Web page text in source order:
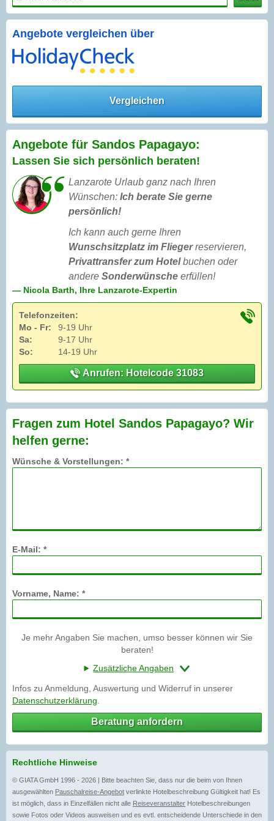
Angebote vergleichen über
Vergleichen
Angebote für Sandos Papagayo:
Lassen Sie sich persönlich beraten!
Lanzarote Urlaub ganz nach Ihren
Wünschen: Ich berate Sie gerne
persönlich!
Ich kann auch gerne Ihren
Wunschsitzplatz im Fliegerreservieren,
Privattransfer zum Hotelbuchen oder
andere Sonderwünsche erfüllen!
— Nicola Barth, Ihre Lanzarote-Expertin
Telefonzeiten:
Mo - Fr:
9-19 Uhr
Sa:
9-17 Uhr
So:
14-19 Uhr
Anrufen: Hotelcode 31083
Fragen zum Hotel Sandos Papagayo? Wir
helfen gerne:
Wünsche & Vorstellungen: *
E-Mail: *
Vorname, Name: *
Je mehr Angaben Sie machen, umso besser können wir Sie
beraten!
Zusätzliche Angaben
Infos zu Anmeldung, Auswertung und Widerruf in unserer
Datenschutzerklärung
Beratung anfordern
Rechtliche Hinweise
© GIATA GmbH 1996 - 2026 | Bitte beachten Sie, dass nur die beim von Ihnen
ausgewählten Pauschalreise-Angebot verlinkte Hotelbeschreibung Gültigkeit hat! Es
ist möglich, dass in Einzelfällen nicht alle Reiseveranstalter Hotelbeschreibungen
sowie Fotos oder Videos ausweisen und es evtl. entscheidende Unterschiede in den